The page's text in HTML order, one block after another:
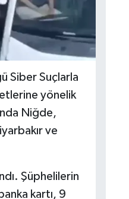
Siber Suçlarla
yönelik
Niğde,
ve
Şüphelilerin
kartı, 9